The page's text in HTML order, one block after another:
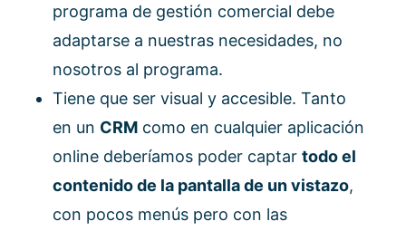
programa de gestión comercial debe
adaptarse a nuestras necesidades, no
nosotros al programa.
Tiene que ser visual y accesible. Tanto
en un CRM como en cualquier aplicación
online deberíamos poder captar todo el
contenido de la pantalla de un vistazo,
con pocos menús pero con las